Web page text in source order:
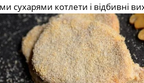
сухарями котлети і відбивні